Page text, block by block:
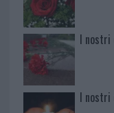
I nostri
I nostri